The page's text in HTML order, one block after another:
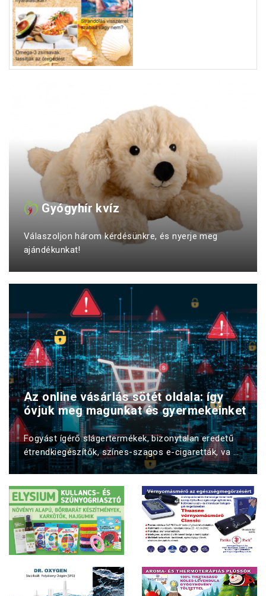
Gyógyhír kvíz
Válaszoljon három kérdésünkre, és nyerje meg
ajándékunkat!
Az online vásárlás sötét oldala: így
óvjuk meg magunkat és gyermekeinket
Fogyást ígérő slágertermékek, bizonytalan eredetű
étrendkiegészítők, színes-szagos e-cigaretták, va ...